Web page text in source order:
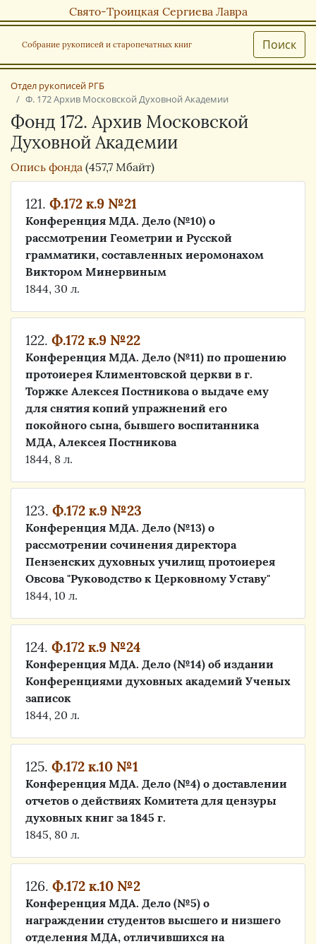
Свято-Троицкая Сергиева Лавра
Собрание рукописей и старопечатных книг Поиск
Отдел рукописей РГБ
Ф. 172 Архив Московской Духовной Академии
Фонд 172. Архив Московской
Духовной Академии
Опись фонда (457,7 Мбайт)
121. Ф.172 к.9 №21
Конференция МДА. Дело (№10) о
рассмотрении Геометрии и Русской
грамматики, составленных иеромонахом
Виктором Минервиным
1844, 30 л.
122. Ф.172 к.9 №22
Конференция МДА. Дело (№11) по прошению
протоиерея Климентовской церкви в г.
Торжке Алексея Постникова о выдаче ему
для снятия копий упражнений его
покойного сына, бывшего воспитанника
МДА, Алексея Постникова
1844, 8 л.
123. Ф.172 к.9 №23
Конференция МДА. Дело (№13) о
рассмотрении сочинения директора
Пензенских духовных училищ протоиерея
Овсова "Руководство к Церковному Уставу"
1844, 10 л.
124. Ф.172 к.9 №24
Конференция МДА. Дело (№14) об издании
Конференциями духовных академий Ученых
записок
1844, 20 л.
125. Ф.172 к.10 №1
Конференция МДА. Дело (№4) о доставлении
отчетов о действиях Комитета для цензуры
духовных книг за 1845 г.
1845, 80 л.
126. Ф.172 к.10 №2
Конференция МДА. Дело (№5) о
награждении студентов высшего и низшего
отделения МДА, отличившихся на